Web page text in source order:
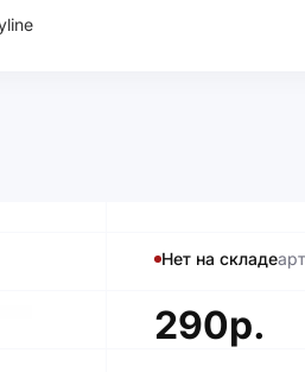
Нет на складе
290р.